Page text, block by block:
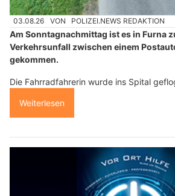
03.08.26 VON POLIZEI.NEWS REDAKTION
Am Sonntagnachmittag ist es in Furna
Verkehrsunfall zwischen einem
gekommen.
Die Fahrradfahrerin wurde ins Spital
Weiterlesen